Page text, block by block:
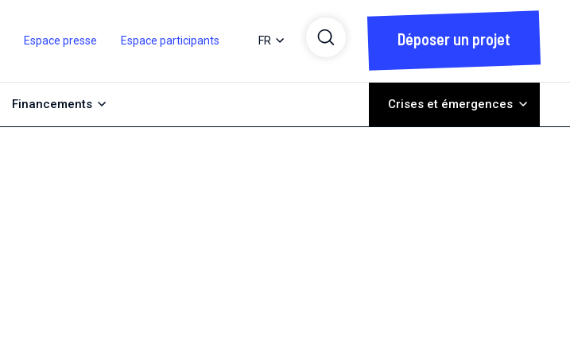
Espace presse Espace participants FR Déposer un projet
Financements Crises et émergences